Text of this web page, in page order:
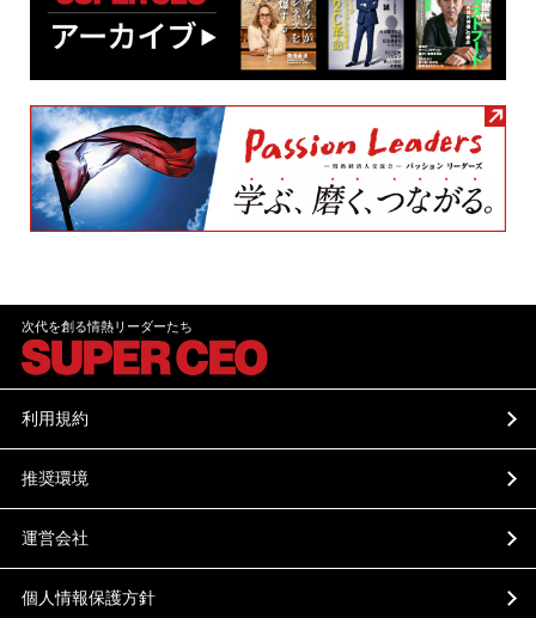
次代を創る情熱リーダーたち
利用規約
推奨環境
運営会社
個人情報保護方針